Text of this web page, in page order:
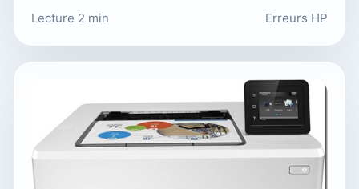
Lecture 2 min Erreurs HP